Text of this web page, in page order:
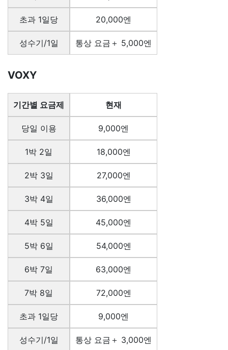
초과 1일당
성수기/1일
20,000엔
통상 요금＋ 5,000엔
VOXY
기간별 요금제
당일 이용
1박 2일
2박 3일
3박 4일
4박 5일
5박 6일
6박 7일
7박 8일
초과 1일당
성수기/1일
현재
9,000엔
18,000엔
27,000엔
36,000엔
45,000엔
54,000엔
63,000엔
72,000엔
9,000엔
통상 요금＋ 3,000엔